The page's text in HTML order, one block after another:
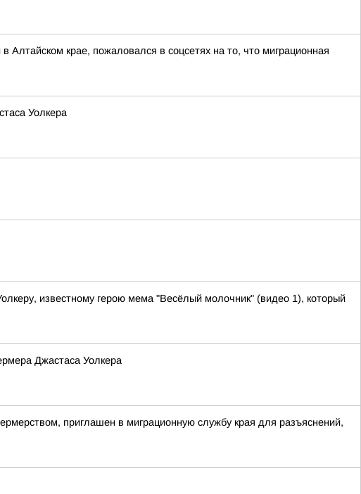
крае, пожаловался в соцсетях на то, что миграционная
Уолкера
известному герою мема "Весёлый молочник" (видео 1), который
Джастаса Уолкера
приглашен в миграционную службу края для разъяснений,